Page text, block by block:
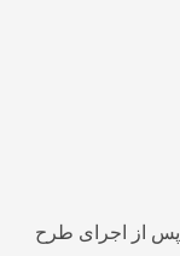
پس از اجرای طرح